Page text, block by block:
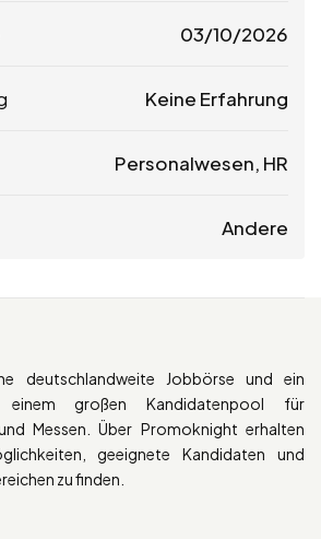
03/10/2026
Keine Erfahrung
Personalwesen, HR
Andere
deutschlandweite Jobbörse und ein
einem großen Kandidatenpool für
Messen. Über Promoknight erhalten
geeignete Kandidaten und
zu finden.